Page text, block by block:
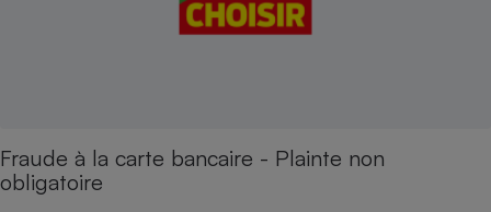
Fraude à la carte bancaire - Plainte non
obligatoire